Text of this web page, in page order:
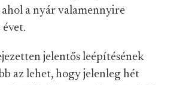
a nyár valamennyire
jelentős leépítésének
az lehet, hogy jelenleg hét